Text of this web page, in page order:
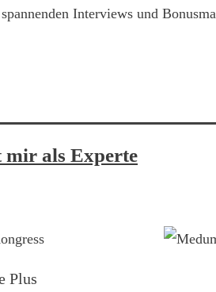
Interviews und
mir als Experte
Plus